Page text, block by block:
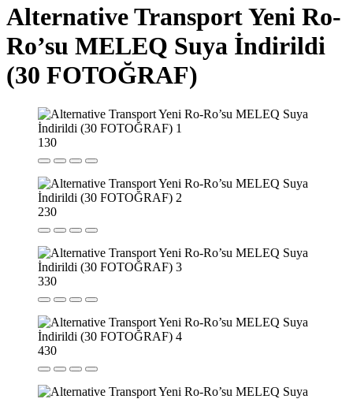
Alternative Transport Yeni Ro-
Ro’su MELEQ Suya İndirildi
(30 FOTOĞRAF)
130
230
330
430